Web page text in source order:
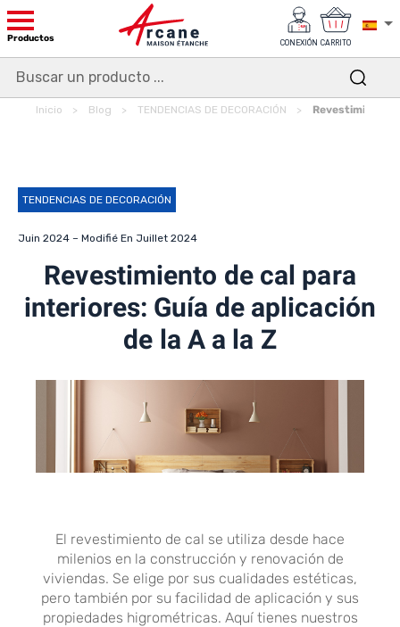
Productos CONEXIÓN CARRITO
Inicio Blog TENDENCIAS DE DECORACIÓN Revestimiento
TENDENCIAS DE DECORACIÓN
Juin 2024 – Modifié En Juillet 2024
Revestimiento de cal para
interiores: Guía de aplicación
de la A a la Z
El revestimiento de cal se utiliza desde hace
milenios en la construcción y renovación de
viviendas. Se elige por sus cualidades estéticas,
pero también por su facilidad de aplicación y sus
propiedades higrométricas. Aquí tienes nuestros